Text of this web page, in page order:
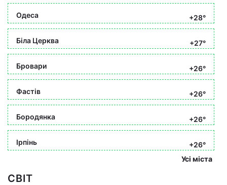
Одеса +28°
Біла Церква +27°
Бровари +26°
Фастів +26°
Бородянка +26°
Ірпінь
+26°
Усі міста
СВІТ